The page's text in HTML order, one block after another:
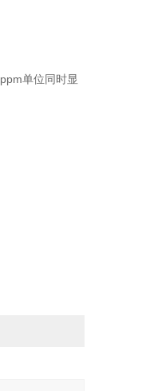
单位同时显